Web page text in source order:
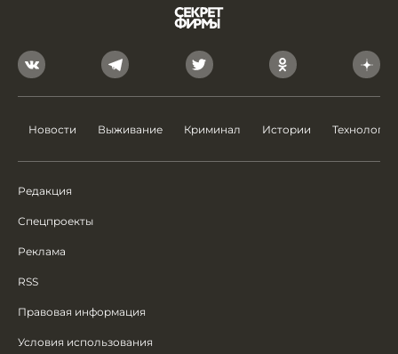
Новости Выживание Криминал Истории Технологии
Редакция
Спецпроекты
Реклама
RSS
Правовая информация
Условия использования